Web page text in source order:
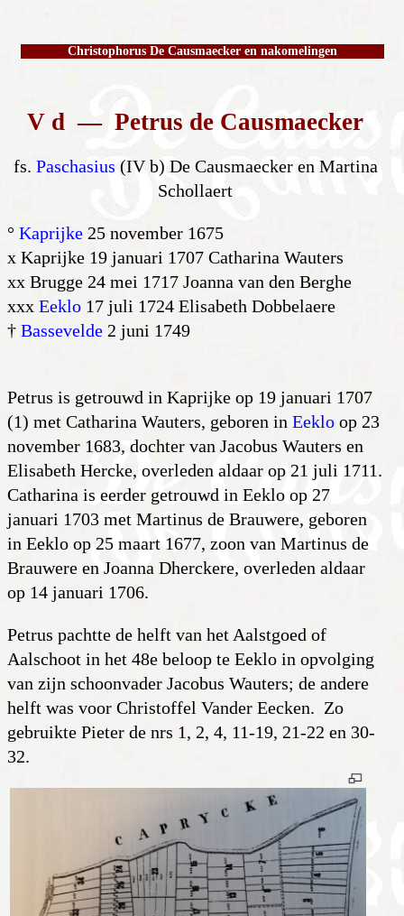
Christophorus De Causmaecker en nakomelingen
V d — Petrus de Causmaecker
fs. Paschasius (IV b) De Causmaecker en Martina
Schollaert
° Kaprijke 25 november 1675
x Kaprijke 19 januari 1707 Catharina Wauters
xx Brugge 24 mei 1717 Joanna van den Berghe
xxx Eeklo 17 juli 1724 Elisabeth Dobbelaere
† Bassevelde 2 juni 1749
Petrus is getrouwd in Kaprijke op 19 januari 1707
(1) met Catharina Wauters, geboren in Eeklo op 23
november 1683, dochter van Jacobus Wauters en
Elisabeth Hercke, overleden aldaar op 21 juli 1711.
Catharina is eerder getrouwd in Eeklo op 27
januari 1703 met Martinus de Brauwere, geboren
in Eeklo op 25 maart 1677, zoon van Martinus de
Brauwere en Joanna Dherckere, overleden aldaar
op 14 januari 1706.
Petrus pachtte de helft van het Aalstgoed of
Aalschoot in het 48e beloop te Eeklo in opvolging
van zijn schoonvader Jacobus Wauters; de andere
helft was voor Christoffel Vander Eecken. Zo
gebruikte Pieter de nrs 1, 2, 4, 11-19, 21-22 en 30-
32.